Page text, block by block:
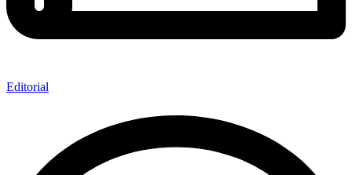
Editorial